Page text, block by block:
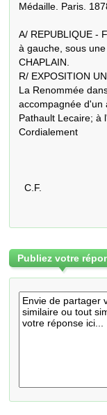
Médaille. Paris.
A/ REPUBLIQUE -
à gauche, sous
CHAPLAIN.
R/ EXPOSITION
La Renommée
accompagnée d'un
Pathault Lecaire; à
Cordialement
  C.F.
Publiez votre